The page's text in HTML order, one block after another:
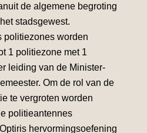
de algemene begroting
stadsgewest.
politiezones worden
1 politiezone met 1
leiding van de Minister-
Om de rol van de
te vergroten worden
politieantennes
hervormingsoefening